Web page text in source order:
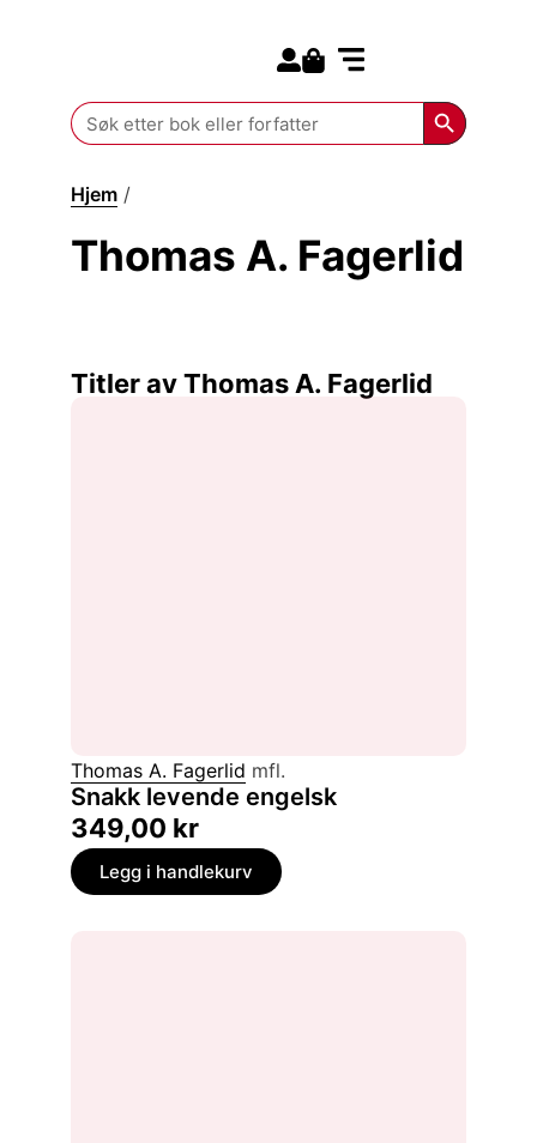
Search
for:
Search
Hjem /
Thomas A. Fagerlid
Titler av Thomas A. Fagerlid
Thomas A. Fagerlid mfl.
Snakk levende engelsk
349,00 kr
Legg i handlekurv